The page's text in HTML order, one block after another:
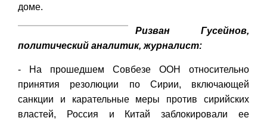
доме.
Ризван Гусейнов,
политический аналитик, журналист:
- На прошедшем Совбезе ООН относительно
принятия резолюции по Сирии, включающей
санкции и карательные меры против сирийских
властей, Россия и Китай заблокировали ее